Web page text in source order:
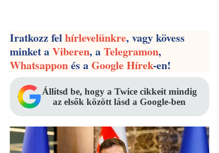
Iratkozz felhírlevelünkre, vagy kövess
minket aViberen, aTelegramon,
Whatsapponés aGoogle Hírek-en!
Állítsd be, hogy a Twice cikkeit mindig
az elsők között lásd a Google-ben